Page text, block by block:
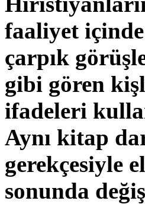
faaliyet
çarpık
gibi gören
ifadeleri
Aynı kitap
gerekçesiyle
sonunda